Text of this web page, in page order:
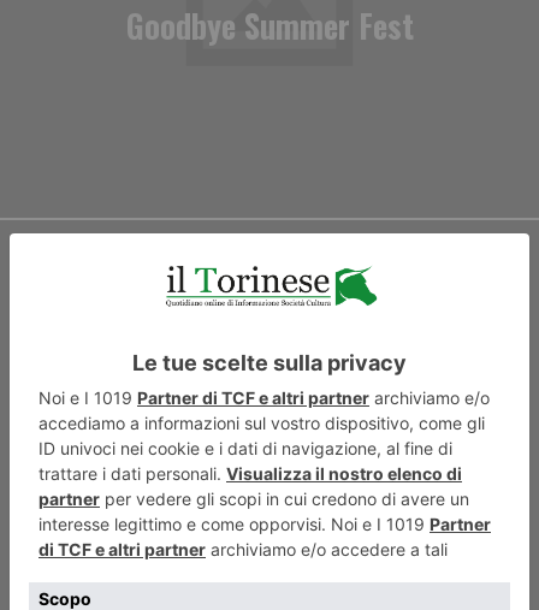
Goodbye Summer Fest
ARTICOLO SUCCESSIVO
Per rilanciare la montagna